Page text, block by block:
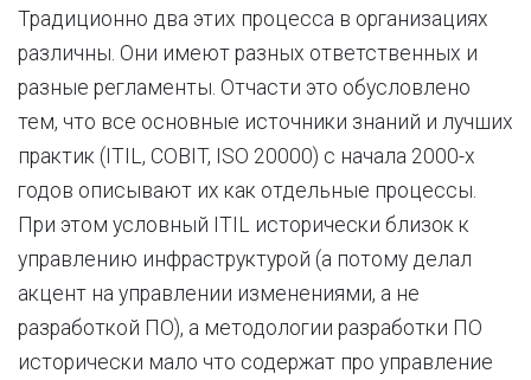
Традиционно два этих процесса в организациях
различны. Они имеют разных ответственных и
разные регламенты. Отчасти это обусловлено
тем, что все основные источники знаний и лучших
практик (ITIL, COBIT, ISO 20000) с начала 2000-х
годов описывают их как отдельные процессы.
При этом условный ITIL исторически близок к
управлению инфраструктурой (а потому делал
акцент на управлении изменениями, а не
разработкой ПО), а методологии разработки ПО
исторически мало что содержат про управление